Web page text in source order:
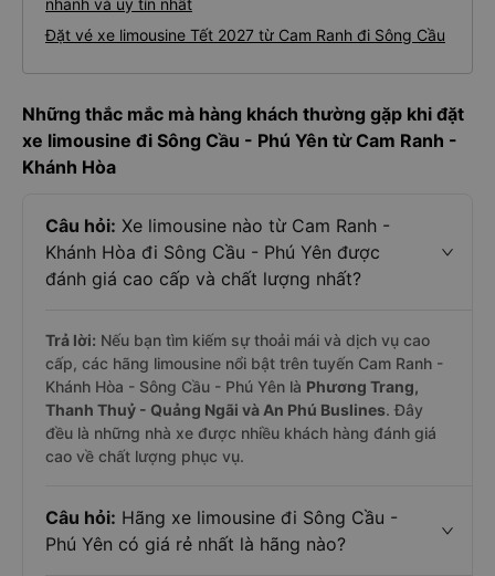
nhanh và uy tín nhất
Đặt vé xe limousine Tết 2027 từ Cam Ranh đi Sông Cầu
Những thắc mắc mà hàng khách thường gặp khi đặt
xe limousine đi Sông Cầu - Phú Yên từ Cam Ranh -
Khánh Hòa
Câu hỏi: Xe limousine nào từ Cam Ranh -
Khánh Hòa đi Sông Cầu - Phú Yên được
đánh giá cao cấp và chất lượng nhất?
Trả lời: Nếu bạn tìm kiếm sự thoải mái và dịch vụ cao
cấp, các hãng limousine nổi bật trên tuyến Cam Ranh -
Khánh Hòa - Sông Cầu - Phú Yên là Phương Trang,
Thanh Thuỷ - Quảng Ngãi và An Phú Buslines. Đây
đều là những nhà xe được nhiều khách hàng đánh giá
cao về chất lượng phục vụ.
Câu hỏi: Hãng xe limousine đi Sông Cầu -
Phú Yên có giá rẻ nhất là hãng nào?